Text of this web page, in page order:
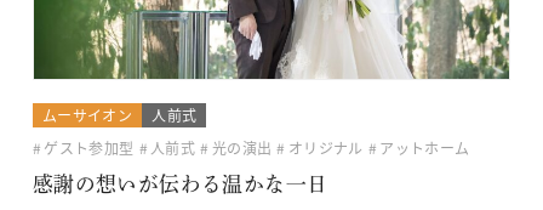
ムーサイオン
人前式
ゲスト参加型
人前式 光の演出 オリジナル
アットホーム
感謝の想いが伝わる温かな一日